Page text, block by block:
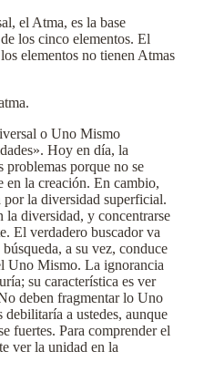
el Atma, es la base
los cinco elementos. El
elementos no tienen Atmas
o Uno Mismo
Hoy en día, la
problemas porque no se
en la creación. En cambio,
por la diversidad superficial.
la diversidad, y concentrarse
El verdadero buscador va
a su vez, conduce
Uno Mismo. La ignorancia
su característica es ver
deben fragmentar lo Uno
a ustedes, aunque
fuertes. Para comprender el
ver la unidad en la